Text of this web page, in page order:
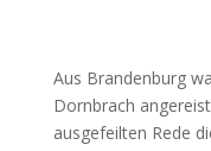
Aus Brandenburg
Dornbrach
ausgefeilten Rede